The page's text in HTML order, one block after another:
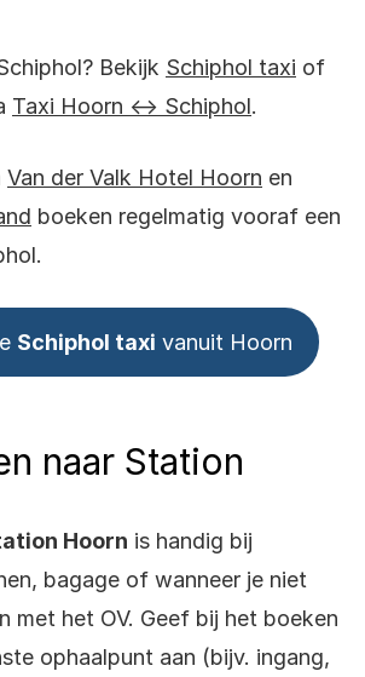
Bekijk Schiphol taxi of
Taxi Hoorn ↔ Schiphol.
Van der Valk Hotel Hoorn en
boeken regelmatig vooraf een
Schiphol taxi vanuit Hoorn
naar Station
Hoorn is handig bij
bagage of wanneer je niet
met het OV. Geef bij het boeken
ophaalpunt aan (bijv. ingang,